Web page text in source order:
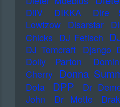
DiIV DIKKA Dire
Lowtzow
Disarstar
Chicks DJ Fetisch
DJ Tomcraft Django
Dolly Parton
Cherry Donna
Dota
DPP Dr
John
Dr Motte